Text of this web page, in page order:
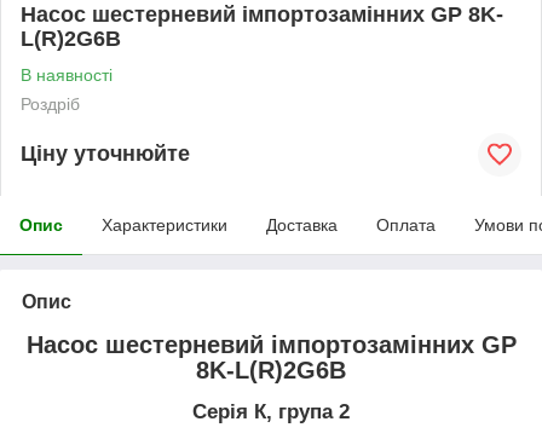
Насос шестерневий імпортозамінних GP 8K-
L(R)2G6B
В наявності
Роздріб
Ціну уточнюйте
Опис Характеристики Доставка Оплата Умови
Опис
Насос шестерневий імпортозамінних GP
8K-L(R)2G6B
Серія К, група 2